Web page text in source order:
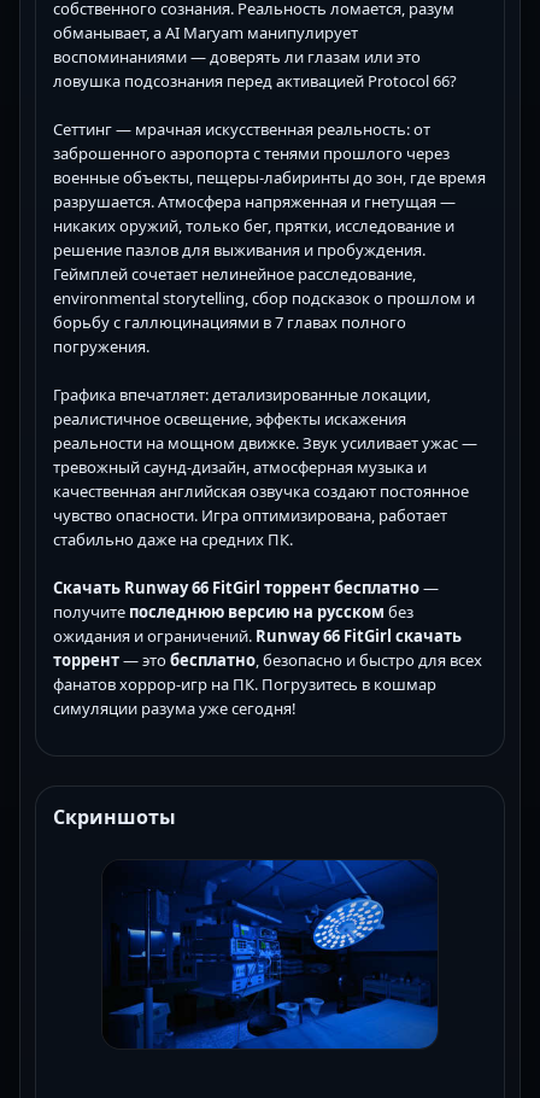
собственного сознания. Реальность ломается, разум
обманывает, а AI Maryam манипулирует
воспоминаниями — доверять ли глазам или это
ловушка подсознания перед активацией Protocol 66?
Сеттинг — мрачная искусственная реальность: от
заброшенного аэропорта с тенями прошлого через
военные объекты, пещеры-лабиринты до зон, где время
разрушается. Атмосфера напряженная и гнетущая —
никаких оружий, только бег, прятки, исследование и
решение пазлов для выживания и пробуждения.
Геймплей сочетает нелинейное расследование,
environmental storytelling, сбор подсказок о прошлом и
борьбу с галлюцинациями в 7 главах полного
погружения.
Графика впечатляет: детализированные локации,
реалистичное освещение, эффекты искажения
реальности на мощном движке. Звук усиливает ужас —
тревожный саунд-дизайн, атмосферная музыка и
качественная английская озвучка создают постоянное
чувство опасности. Игра оптимизирована, работает
стабильно даже на средних ПК.
Скачать Runway 66 FitGirl торрент бесплатно—
получите последнюю версию на русском без
ожидания и ограничений. Runway 66 FitGirl скачать
торрент— этобесплатно, безопасно и быстро для всех
фанатов хоррор-игр на ПК. Погрузитесь в кошмар
симуляции разума уже сегодня!
Скриншоты